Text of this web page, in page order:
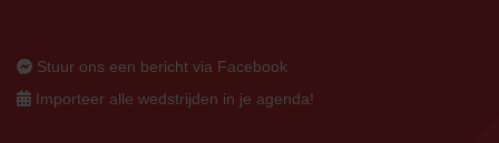
Stuur ons een bericht via Facebook
Importeer alle wedstrijden in je agenda!